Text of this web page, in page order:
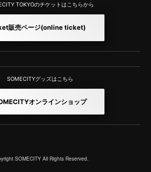
TOKYOのチケットはこちらから
販売ページ(online ticket)
SOMECITYグッズはこちら
オンラインショップ
SOMECITY All Rights Reserved.